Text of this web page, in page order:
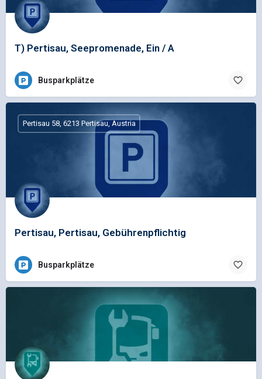
T) Pertisau, Seepromenade, Ein / A
Busparkplätze
Pertisau, Pertisau, Gebührenpflichtig
Pertisau 58, 6213 Pertisau, Austria
Busparkplätze